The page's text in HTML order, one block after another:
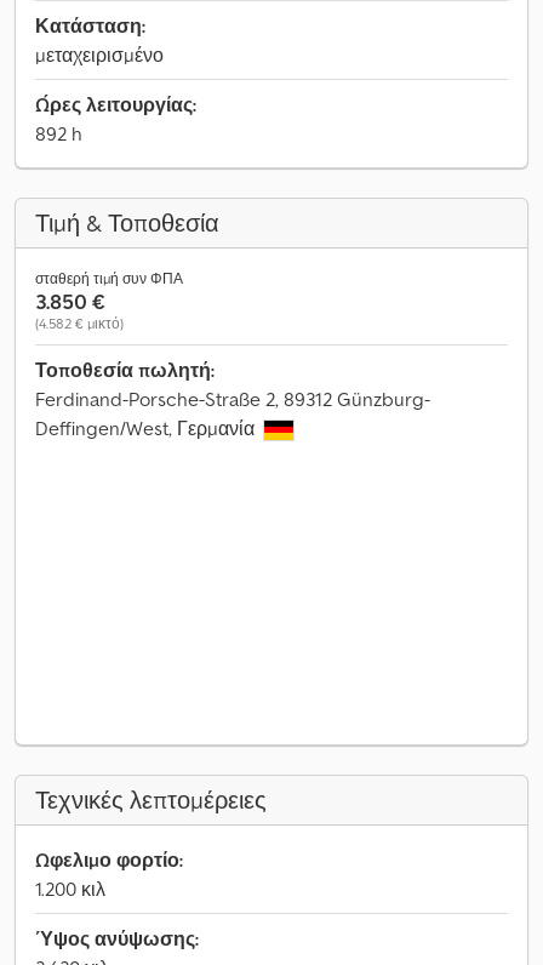
Κατάσταση:
μεταχειρισμένο
Ώρες λειτουργίας:
892 h
Τιμή & Τοποθεσία
σταθερή τιμή συν ΦΠΑ
3.850 €
(4.582 € μικτό)
Τοποθεσία πωλητή:
Ferdinand-Porsche-Straße 2, 89312 Günzburg-
Deffingen/West, Γερμανία
Τεχνικές λεπτομέρειες
Ωφελιμο φορτίο:
1.200 κιλ
Ύψος ανύψωσης: